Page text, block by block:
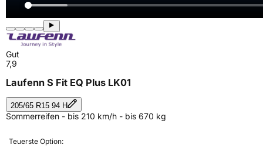
Gut
7,9
Laufenn S Fit EQ Plus LK01
205/65 R15 94 H
Sommerreifen - bis 210 km/h - bis 670 kg
Teuerste Option: